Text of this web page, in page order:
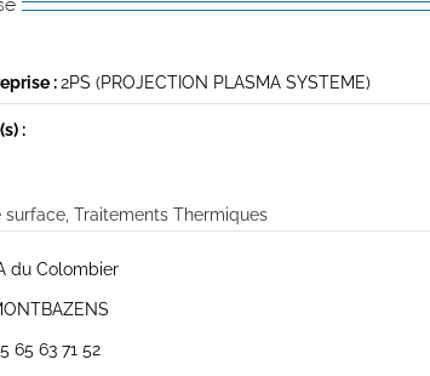
:2PS (PROJECTION PLASMA SYSTEME)
:
surface, Traitements Thermiques
du Colombier
65 63 71 52